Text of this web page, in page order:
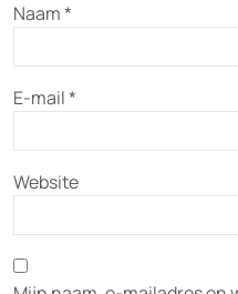
Naam*
E-mail*
Website